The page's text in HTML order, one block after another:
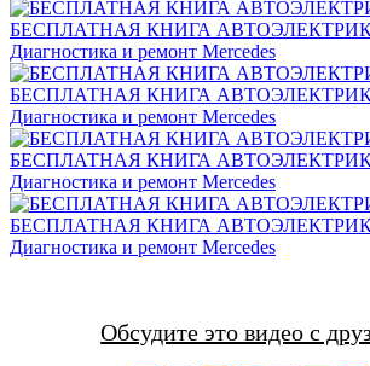
БЕСПЛАТНАЯ КНИГА
Диагностика и ремонт Mercedes
БЕСПЛАТНАЯ КНИГА
Диагностика и ремонт Mercedes
БЕСПЛАТНАЯ КНИГА
Диагностика и ремонт Mercedes
БЕСПЛАТНАЯ КНИГА
Диагностика и ремонт Mercedes
Обсудите это видео с